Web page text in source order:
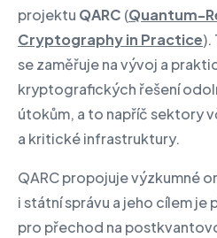
projektu QARC (Quantum-
Cryptography in Practice).
se zaměřuje na vývoj a
kryptografických řešení
útokům, a to napříč sektory
a kritické infrastruktury.
QARC propojuje výzkumné
i státní správu a jeho cílem
pro přechod na